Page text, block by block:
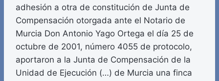
adhesión a otra de constitución de Junta de
Compensación otorgada ante el Notario de
Murcia Don Antonio Yago Ortega el día 25 de
octubre de 2001, número 4055 de protocolo,
aportaron a la Junta de Compensación de la
Unidad de Ejecución (…) de Murcia una finca